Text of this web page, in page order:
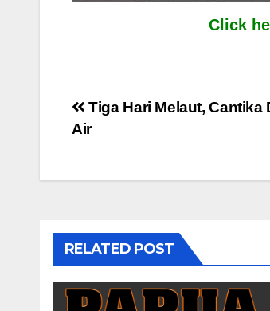
Click
Post
Tiga Hari Melaut, Cantika
Air
RELATED POST